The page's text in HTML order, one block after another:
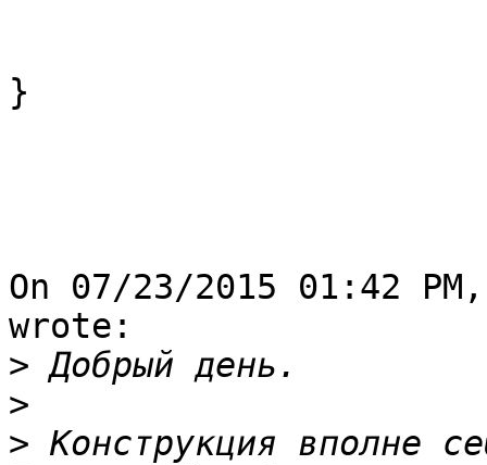
}
On 07/23/2015 01:42
wrote:
>
>
> Конструкция вполне